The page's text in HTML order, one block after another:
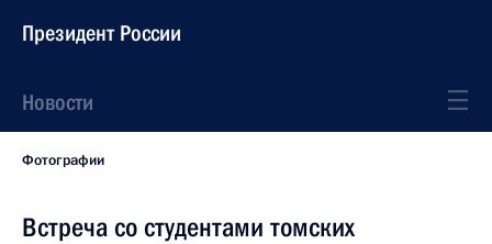
Президент России
Новости
Фотографии
Встреча со студентами томских